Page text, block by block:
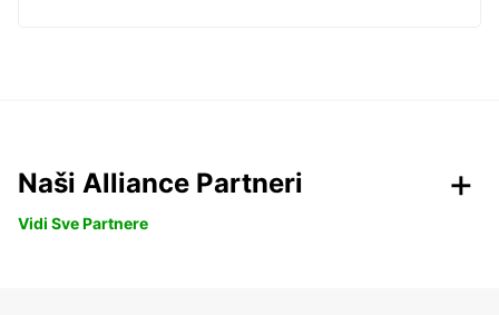
Naši Alliance Partneri
Vidi Sve Partnere